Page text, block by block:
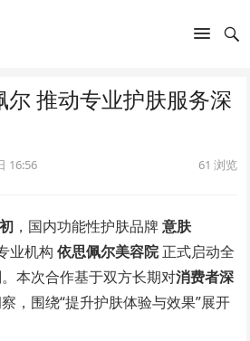
推动专业护肤服务深
16:56 61 浏览
，国内功能性护肤品牌意肤
业机构依思佩尔美容院正式启动全
本次合作基于双方长期对消费者深
，围绕“提升护肤体验与效果”展开